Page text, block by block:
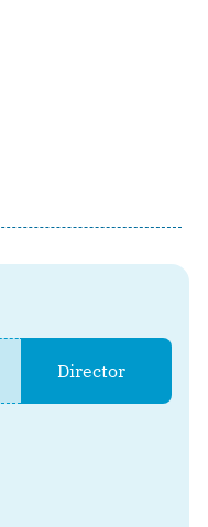
Director